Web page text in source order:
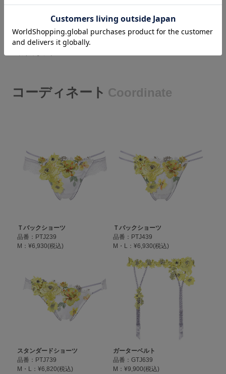
＜ストラップ＞
コーディネート Coordinate
Ｔバックショーツ
品番：PTJ239
M：¥6,930(税込)
Ｔバックショーツ
品番：PTJ439
M・L：¥6,930(税込)
スタンダードショーツ
品番：PTJ739
M・L：¥6,820(税込)
ガーターベルト
品番：GTJ639
M：¥9,900(税込)